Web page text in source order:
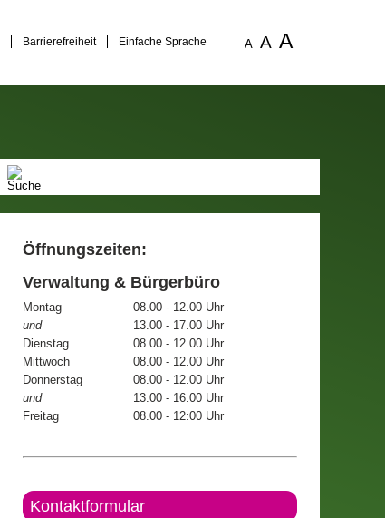
Barrierefreiheit Einfache Sprache A A A
Öffnungszeiten:
Verwaltung & Bürgerbüro
Montag
08.00 - 12.00 Uhr
und
13.00 - 17.00 Uhr
Dienstag
08.00 - 12.00 Uhr
Mittwoch
08.00 - 12.00 Uhr
Donnerstag
08.00 - 12.00 Uhr
und
13.00 - 16.00 Uhr
Freitag
08.00 - 12:00 Uhr
Kontaktformular